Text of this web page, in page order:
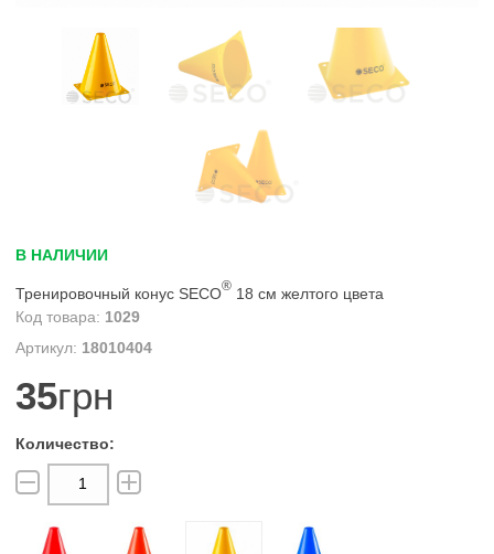
В НАЛИЧИИ
Тренировочный конус SECO® 18 см желтого цвета
1029
18010404
35грн